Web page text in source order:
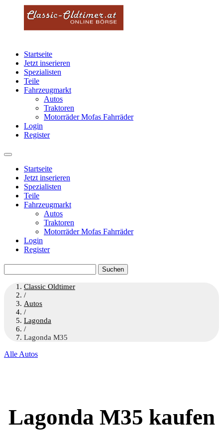
Startseite
Jetzt inserieren
Spezialisten
Teile
Fahrzeugmarkt
Autos
Traktoren
Motorräder Mofas Fahrräder
Login
Register
Startseite
Jetzt inserieren
Spezialisten
Teile
Fahrzeugmarkt
Autos
Traktoren
Motorräder Mofas Fahrräder
Login
Register
nach:
Classic Oldtimer
/
Autos
/
Lagonda
/
Lagonda M35
Alle Autos
Lagonda M35 kaufen